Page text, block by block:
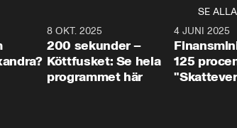
SE ALLA
31:05 4:29
8 OKT. 2025
200 sekunder –
Köttfusket: Se hela
programmet här
4 JUNI 2025
125